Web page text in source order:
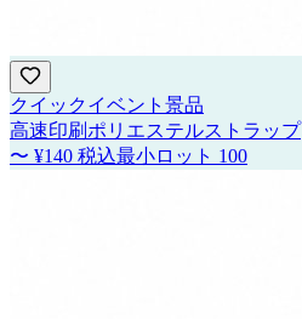
クイックイベント景品
高速印刷ポリエステルストラップ
〜 ¥140 税込最小ロット 100